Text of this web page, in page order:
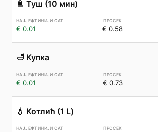
🚿 Туш (10 мин)
€ 0.01 € 0.58
🛁 Купка
€ 0.01 € 0.73
💧 Котлић (1 L)